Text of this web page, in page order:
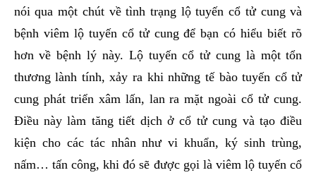
nói qua một chút về tình trạng lộ tuyến cổ tử cung và
bệnh viêm lộ tuyến cổ tử cung để bạn có hiểu biết rõ
hơn về bệnh lý này. Lộ tuyến cổ tử cung là một tổn
thương lành tính, xảy ra khi những tế bào tuyến cổ tử
cung phát triển xâm lấn, lan ra mặt ngoài cổ tử cung.
Điều này làm tăng tiết dịch ở cổ tử cung và tạo điều
kiện cho các tác nhân như vi khuẩn, ký sinh trùng,
nấm… tấn công, khi đó sẽ được gọi là viêm lộ tuyến cổ